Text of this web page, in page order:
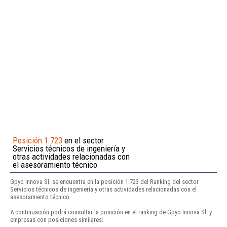
Posición 1.723 en el sector
Servicios técnicos de ingeniería y
otras actividades relacionadas con
el asesoramiento técnico
Gpyo Innova Sl. se encuentra en la posición 1.723 del Ranking del sector
Servicios técnicos de ingeniería y otras actividades relacionadas con el
asesoramiento técnico.
A continuación podrá consultar la posición en el ranking de Gpyo Innova Sl. y
empresas con posiciones similares: